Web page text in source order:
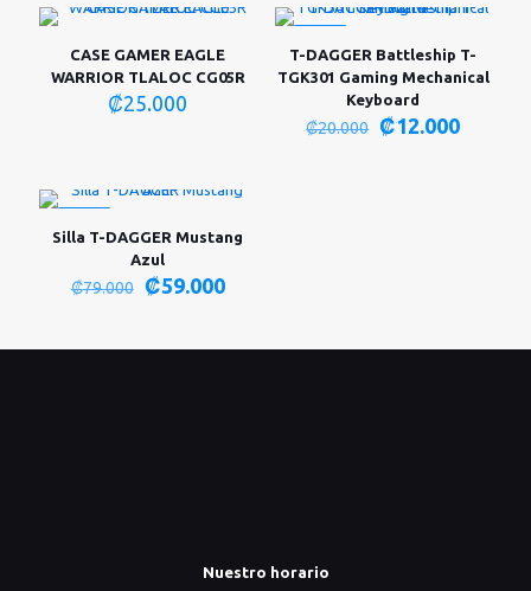
CASE GAMER EAGLE
WARRIOR TLALOC CG05R
₡25.000
T-DAGGER Battleship T-
TGK301 Gaming Mechanical
Keyboard
₡20.000
El
₡12.000El
Silla T-DAGGER Mustang
Azul
₡79.000
El
era:
₡59.000El
es:
Nuestro horario